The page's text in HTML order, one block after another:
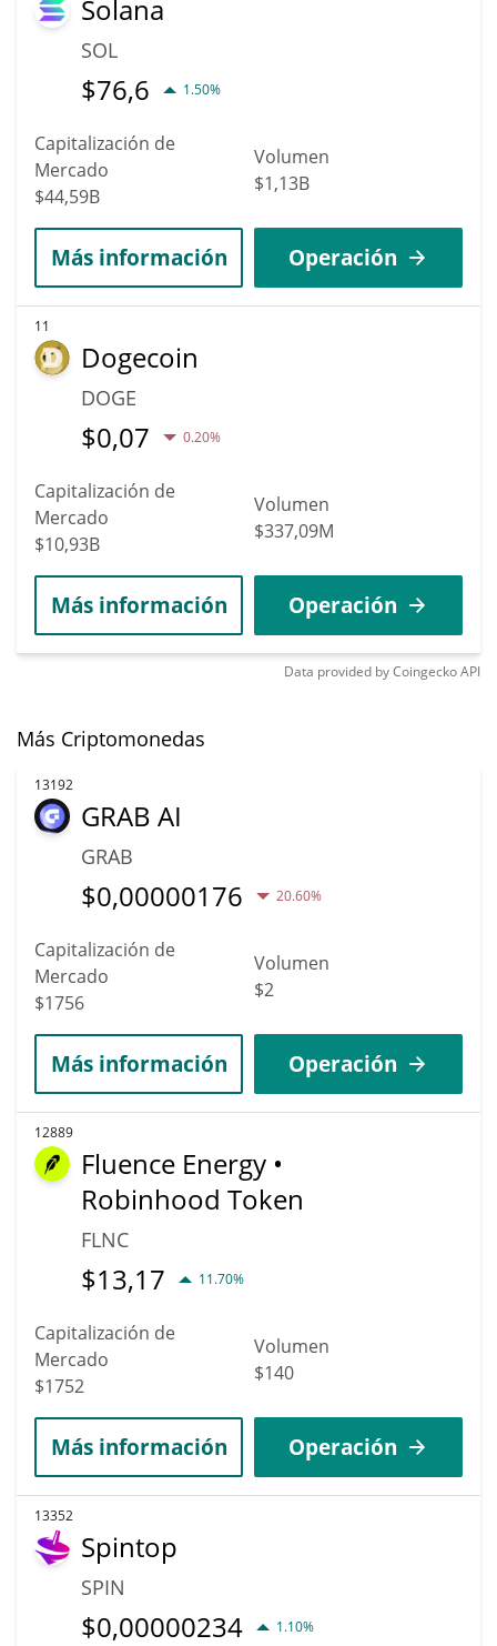
Solana
SOL
$76,6 1.50%
Capitalización de
Mercado
$44,59B
Volumen
$1,13B
Más información Operación
11
Dogecoin
DOGE
$0,07 0.20%
Capitalización de
Mercado
$10,93B
Volumen
$337,09M
Más información Operación
Data provided byCoingeckoAPI
Más Criptomonedas
13192
GRAB AI
GRAB
$0,00000176 20.60%
Capitalización de
Mercado
$1756
Volumen
$2
Más información Operación
12889
Fluence Energy •
Robinhood Token
FLNC
$13,17 11.70%
Capitalización de
Mercado
$1752
Volumen
$140
Más información Operación
13352
Spintop
SPIN
$0,00000234 1.10%